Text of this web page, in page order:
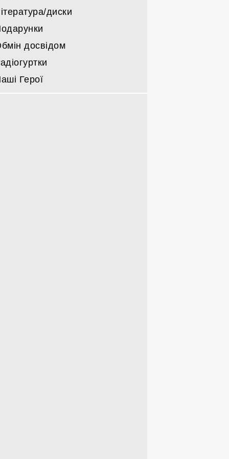
диски
досвідом
Герої